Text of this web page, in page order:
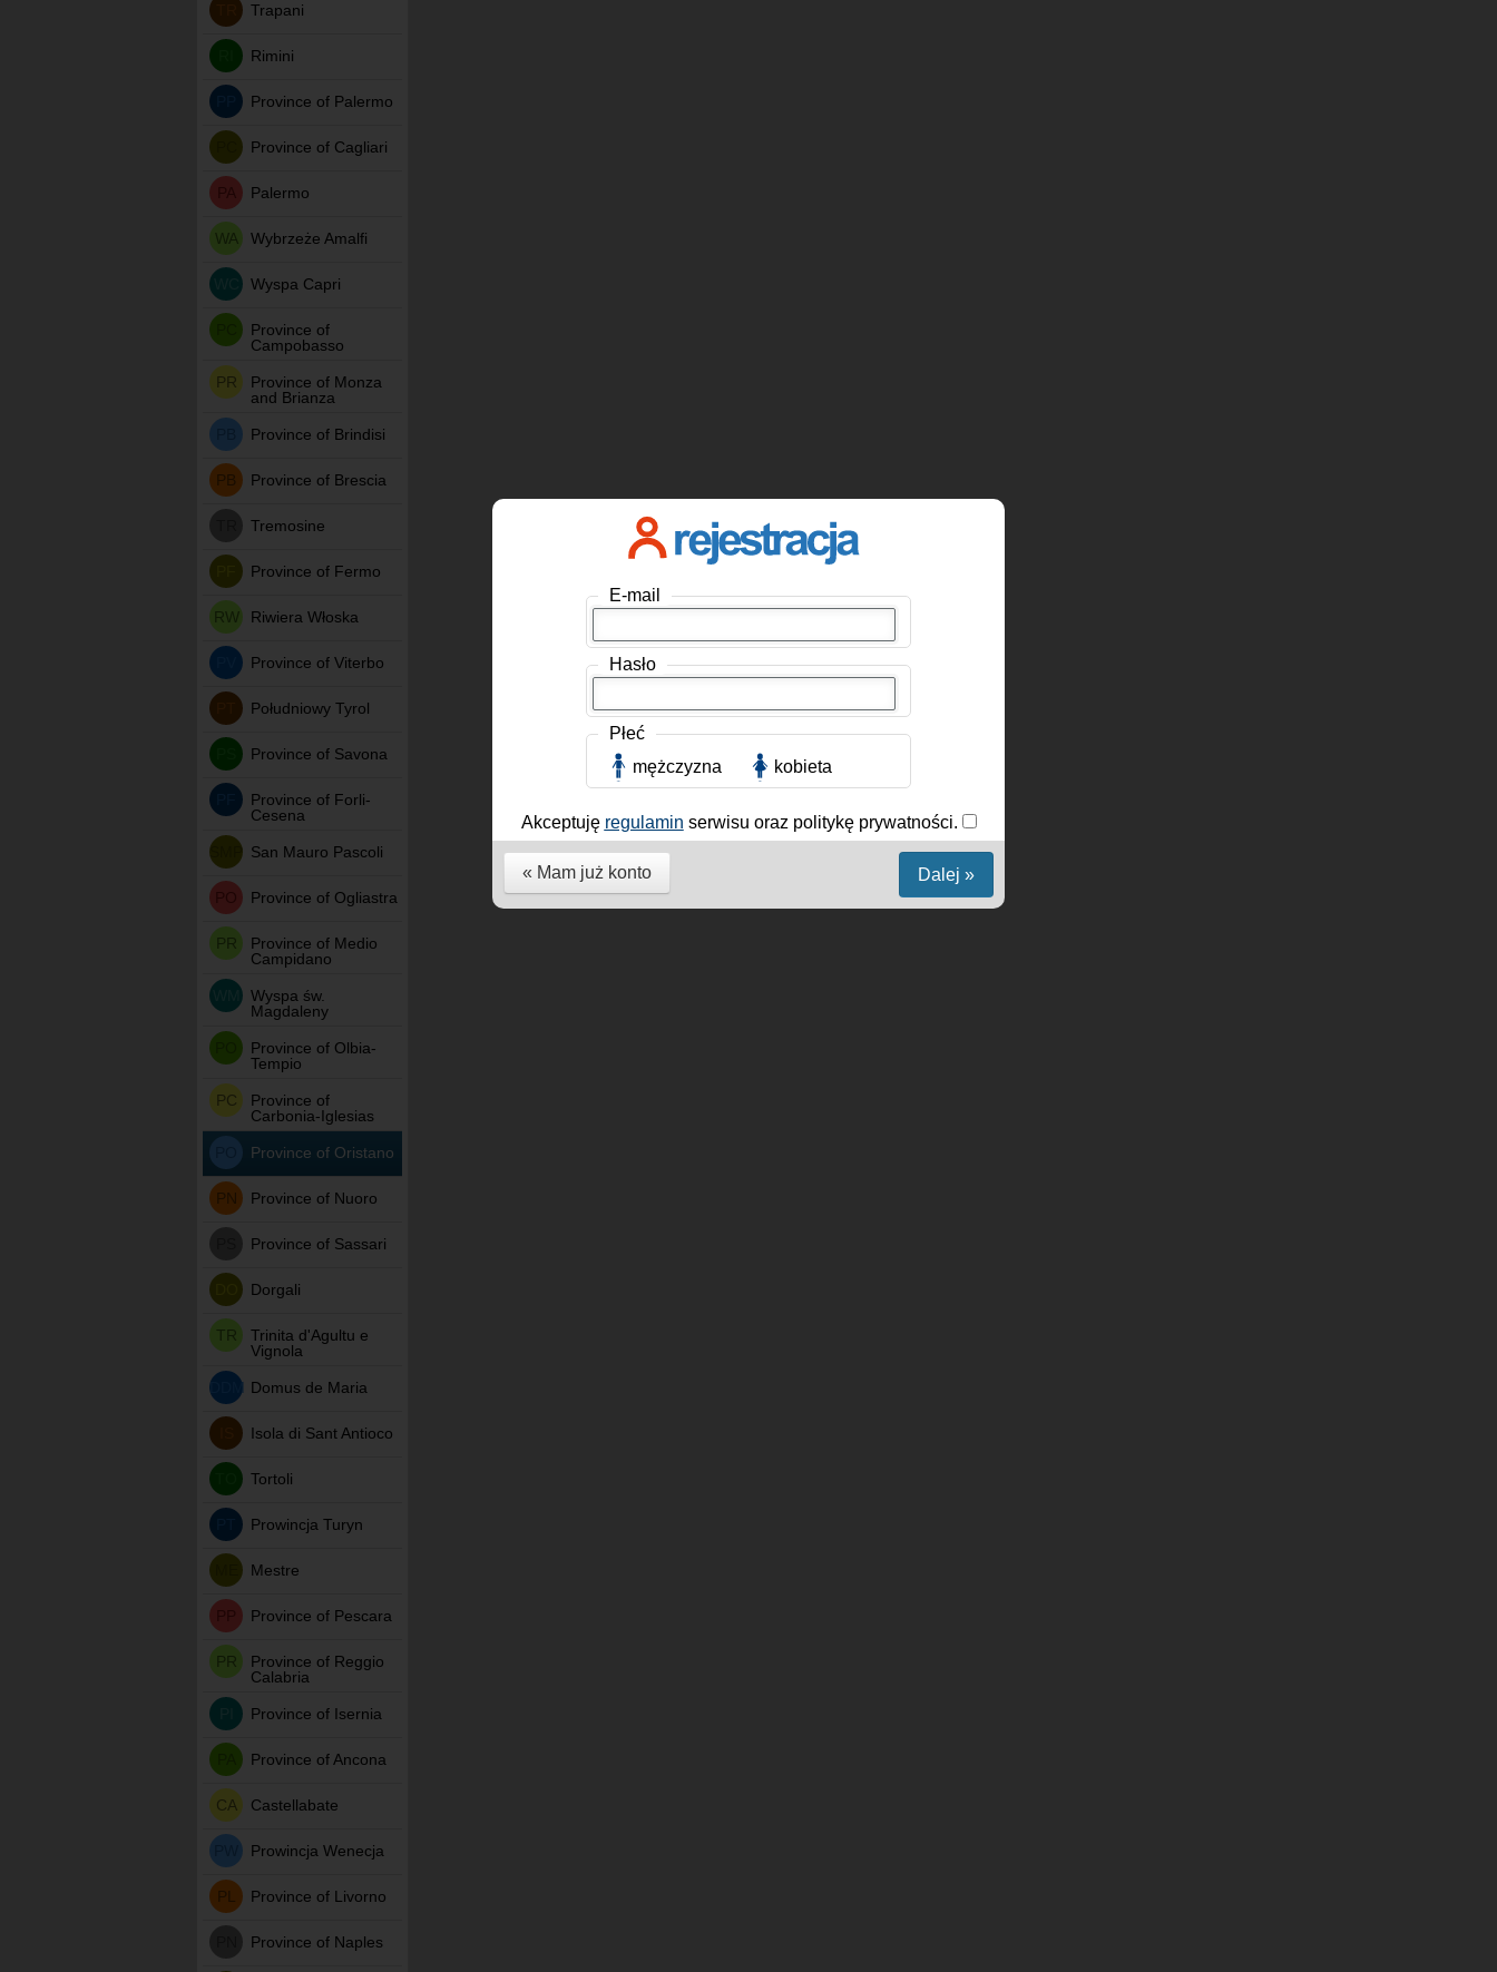
Trapani
Rimini
Province of Palermo
Province of Cagliari
Palermo
WA Wybrzeże Amalfi
Wyspa Capri
Province of
Campobasso
PR
Province of Monza
and Brianza
Province of Brindisi
PB Province of Brescia
Tremosine
Province of Fermo
RW Riwiera Włoska
Province of Viterbo
Południowy Tyrol
Province of Savona
Province of Forli-
Cesena
SMP San Mauro Pascoli
Province of Ogliastra
PR
Province of Medio
Campidano
Wyspa św.
Magdaleny
Province of Olbia-
Tempio
PC
Province of
Carbonia-Iglesias
Province of Oristano
PN Province of Nuoro
Province of Sassari
Dorgali
TR
Trinita d'Agultu e
Vignola
DDM Domus de Maria
Isola di Sant Antioco
Tortoli
Prowincja Turyn
Mestre
Province of Pescara
PR
Province of Reggio
Calabria
Province of Isernia
Province of Ancona
CA Castellabate
Prowincja Wenecja
PL Province of Livorno
Province of Naples
E-mail
Hasło
Płeć
mężczyzna
kobieta
Akceptuję regulamin serwisu oraz politykę prywatności.
« Mam już konto Dalej »